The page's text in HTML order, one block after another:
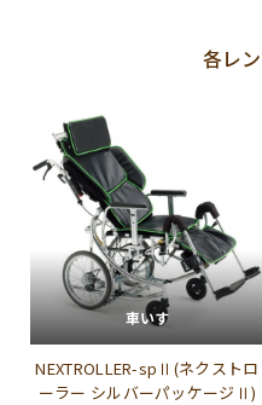
各レ
車いす
NEXTROLLER-spⅡ(ネクストロ
ーラー シルバーパッケージⅡ)